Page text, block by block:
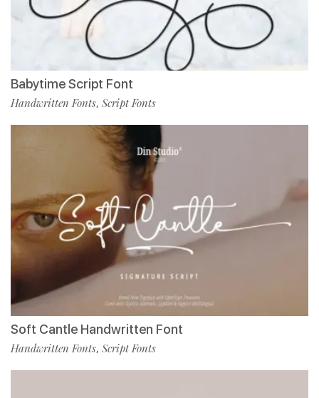
Babytime Script Font
Handwritten Fonts, Script Fonts
Soft Cantle Handwritten Font
Handwritten Fonts, Script Fonts